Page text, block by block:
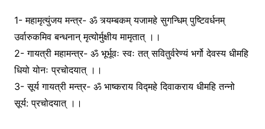
1- महामृत्युंजय मन्त्र- ॐ त्र्यम्बकम् यजामहे सुगन्धिम् पुष्टिवर्धनम्
उर्वारुकमिव बन्धनान् मृत्योर्मुक्षीय मामृतात् ।।
2- गायत्री महामन्त्र- ॐ भूर्भूवः स्वः तत् सवितुर्वरेण्यं भर्गो देवस्य धीमहि
धियो योनः प्रचोदयात् ।।
3- सूर्य गायत्री मन्त्र- ॐ भाष्कराय विद्महे दिवाकराय धीमहि तन्नो
सूर्य: प्रचोदयात् ।।